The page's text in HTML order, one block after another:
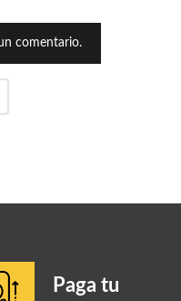
comentario.
Paga tu